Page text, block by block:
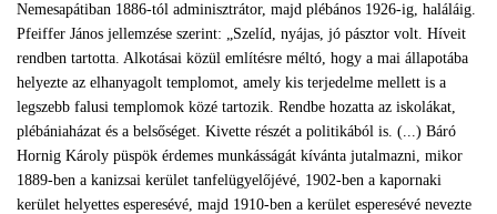
Nemesapátiban 1886-tól adminisztrátor, majd plébános 1926-ig, haláláig.
Pfeiffer János jellemzése szerint: „Szelíd, nyájas, jó pásztor volt. Híveit
rendben tartotta. Alkotásai közül említésre méltó, hogy a mai állapotába
helyezte az elhanyagolt templomot, amely kis terjedelme mellett is a
legszebb falusi templomok közé tartozik. Rendbe hozatta az iskolákat,
plébániaházat és a belsőséget. Kivette részét a politikából is. (...) Báró
Hornig Károly püspök érdemes munkásságát kívánta jutalmazni, mikor
1889-ben a kanizsai kerület tanfelügyelőjévé, 1902-ben a kapornaki
kerület helyettes esperesévé, majd 1910-ben a kerület esperesévé nevezte